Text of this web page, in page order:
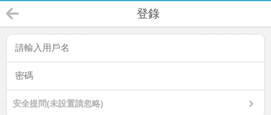
登錄
安全提問(未設置請忽略)